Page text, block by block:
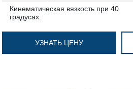
Кинематическая вязкость при 40
градусах:
УЗНАТЬ ЦЕНУ